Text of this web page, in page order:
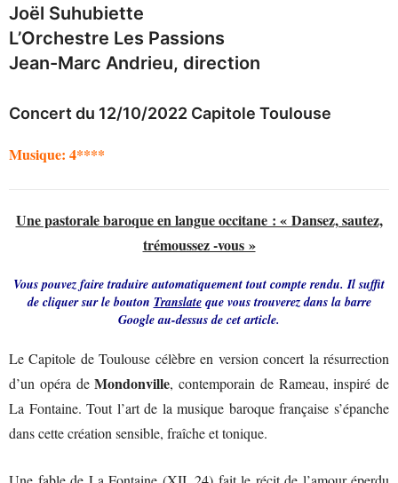
Joël Suhubiette
L’Orchestre Les Passions
Jean-Marc Andrieu, direction
Concert du 12/10/2022 Capitole Toulouse
Musique: 4****
Une pastorale baroque en langue occitane : « Dansez, sautez,
trémoussez -vous »
Vous pouvez faire traduire automatiquement tout compte rendu. Il suffit
de cliquer sur le bouton Translateque vous trouverez dans la barre
Google au-dessus de cet article.
Le Capitole de Toulouse célèbre en version concert la résurrection
d’un opéra deMondonville, contemporain de Rameau, inspiré de
La Fontaine. Tout l’art de la musique baroque française s’épanche
dans cette création sensible, fraîche et tonique.